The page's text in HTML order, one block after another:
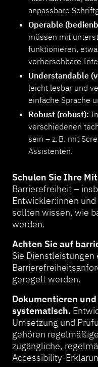
anpassbare
Operable
müssen mit
funktionieren,
vorhersehbare
Understandable
leicht lesbar und
einfache Sprache
Robust (robust):
verschiedenen
sein – z. B. mit
Assistenten.
Schulen Sie Ihre
Barrierefreiheit –
Entwickler:innen
sollten wissen, wie
werden.
Achten Sie auf
Sie
geregelt werden.
Dokumentieren
systematisch.
Umsetzung und
gehören
zugängliche,
Accessibility-